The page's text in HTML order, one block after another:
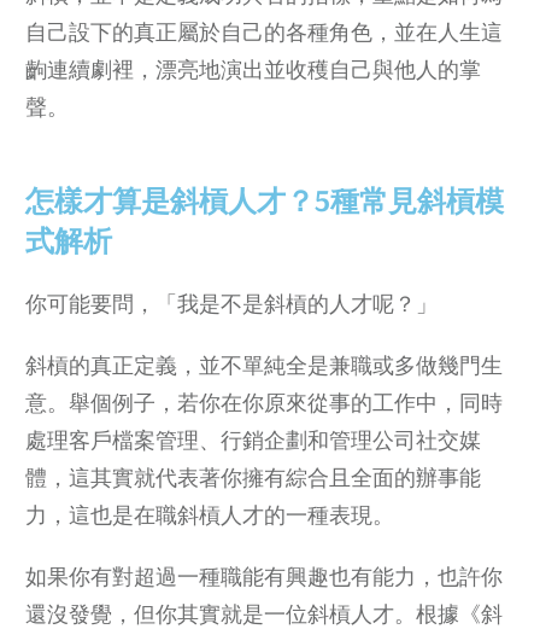
自己設下的真正屬於自己的各種角色，並在人生這
齣連續劇裡，漂亮地演出並收穫自己與他人的掌
聲。
怎樣才算是斜槓人才？5種常見斜槓模
式解析
你可能要問，「我是不是斜槓的人才呢？」
斜槓的真正定義，並不單純全是兼職或多做幾門生
意。舉個例子，若你在你原來從事的工作中，同時
處理客戶檔案管理、行銷企劃和管理公司社交媒
體，這其實就代表著你擁有綜合且全面的辦事能
力，這也是在職斜槓人才的一種表現。
如果你有對超過一種職能有興趣也有能力，也許你
還沒發覺，但你其實就是一位斜槓人才。根據《斜